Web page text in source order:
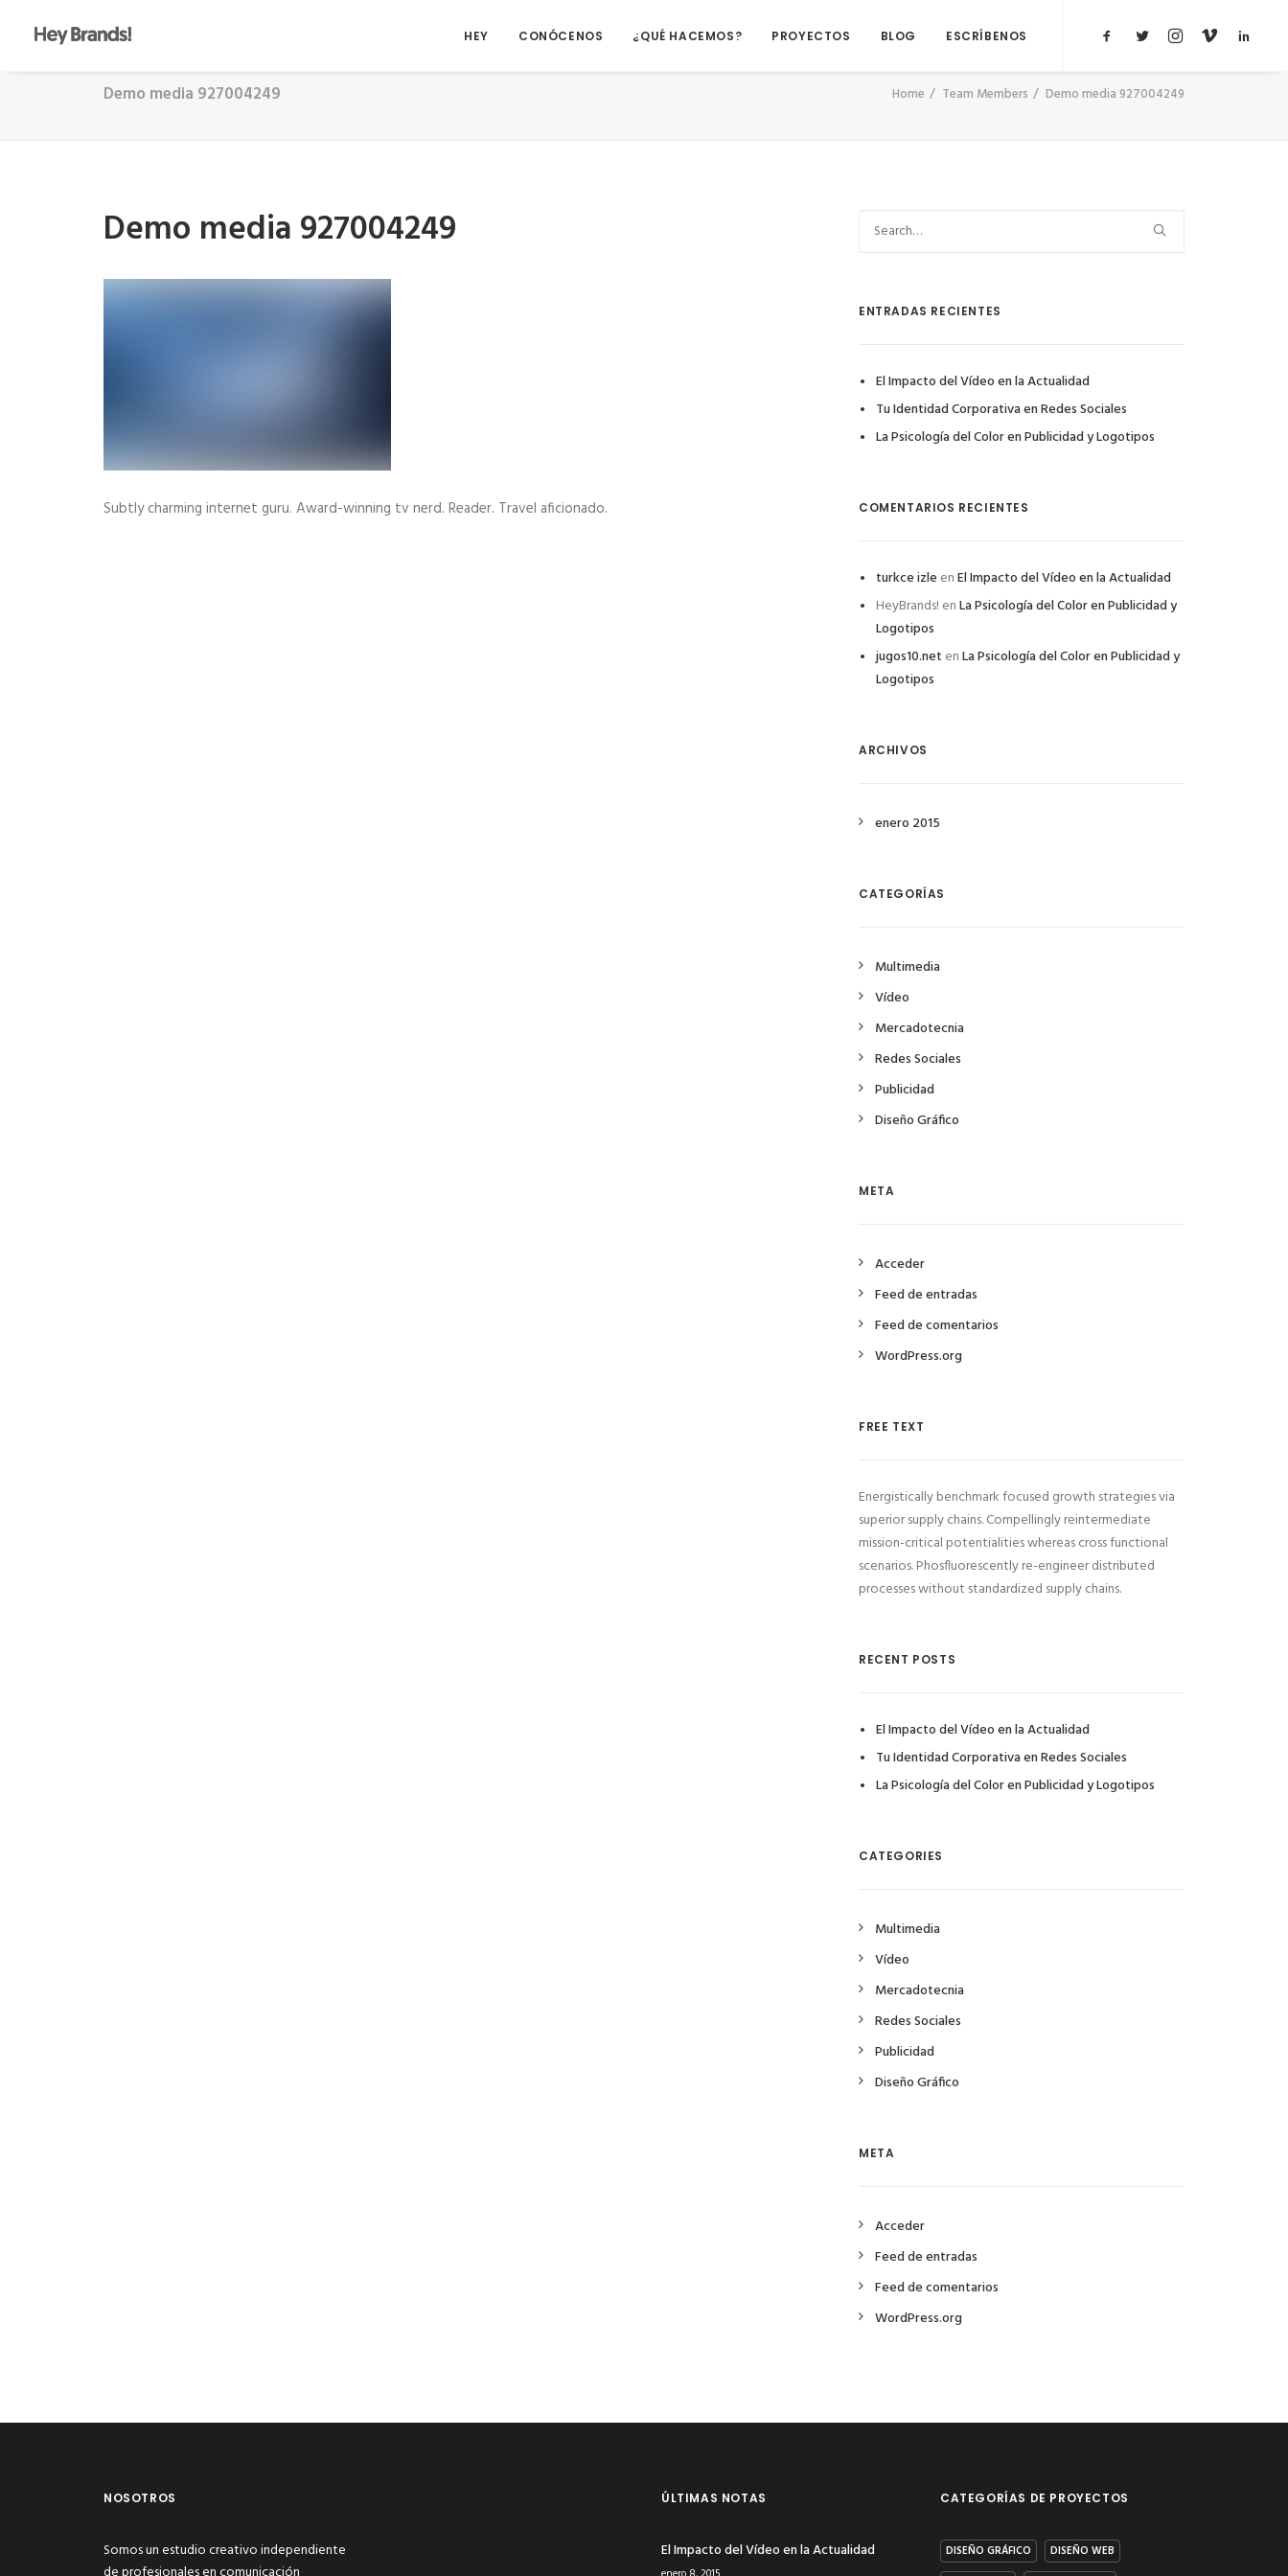
HEY CONÓCENOS ¿QUÉ HACEMOS? PROYECTOS BLOG ESCRÍBENOS
Demo media 927004249 Home Team Members Demo media 927004249
Demo media 927004249
Subtly charming internet guru. Award-winning tv nerd. Reader. Travel aficionado.
ENTRADAS RECIENTES
El Impacto del Vídeo en la Actualidad
Tu Identidad Corporativa en Redes Sociales
La Psicología del Color en Publicidad y Logotipos
COMENTARIOS RECIENTES
turkce izle enEl Impacto del Vídeo en la Actualidad
HeyBrands! enLa Psicología del Color en Publicidad y
Logotipos
jugos10.net enLa Psicología del Color en Publicidad y
Logotipos
ARCHIVOS
enero 2015
CATEGORÍAS
Multimedia
Vídeo
Mercadotecnia
Redes Sociales
Publicidad
Diseño Gráfico
META
Acceder
Feed de entradas
Feed de comentarios
WordPress.org
FREE TEXT
Energistically benchmark focused growth strategies via
superior supply chains. Compellingly reintermediate
mission-critical potentialities whereas cross functional
scenarios. Phosfluorescently re-engineer distributed
processes without standardized supply chains.
RECENT POSTS
El Impacto del Vídeo en la Actualidad
Tu Identidad Corporativa en Redes Sociales
La Psicología del Color en Publicidad y Logotipos
CATEGORIES
Multimedia
Vídeo
Mercadotecnia
Redes Sociales
Publicidad
Diseño Gráfico
META
Acceder
Feed de entradas
Feed de comentarios
WordPress.org
NOSOTROS
Somos un estudio creativo independiente
ÚLTIMAS NOTAS
El Impacto del Vídeo en la Actualidad
CATEGORÍAS DE PROYECTOS
DISEÑO GRÁFICO
DISEÑO WEB